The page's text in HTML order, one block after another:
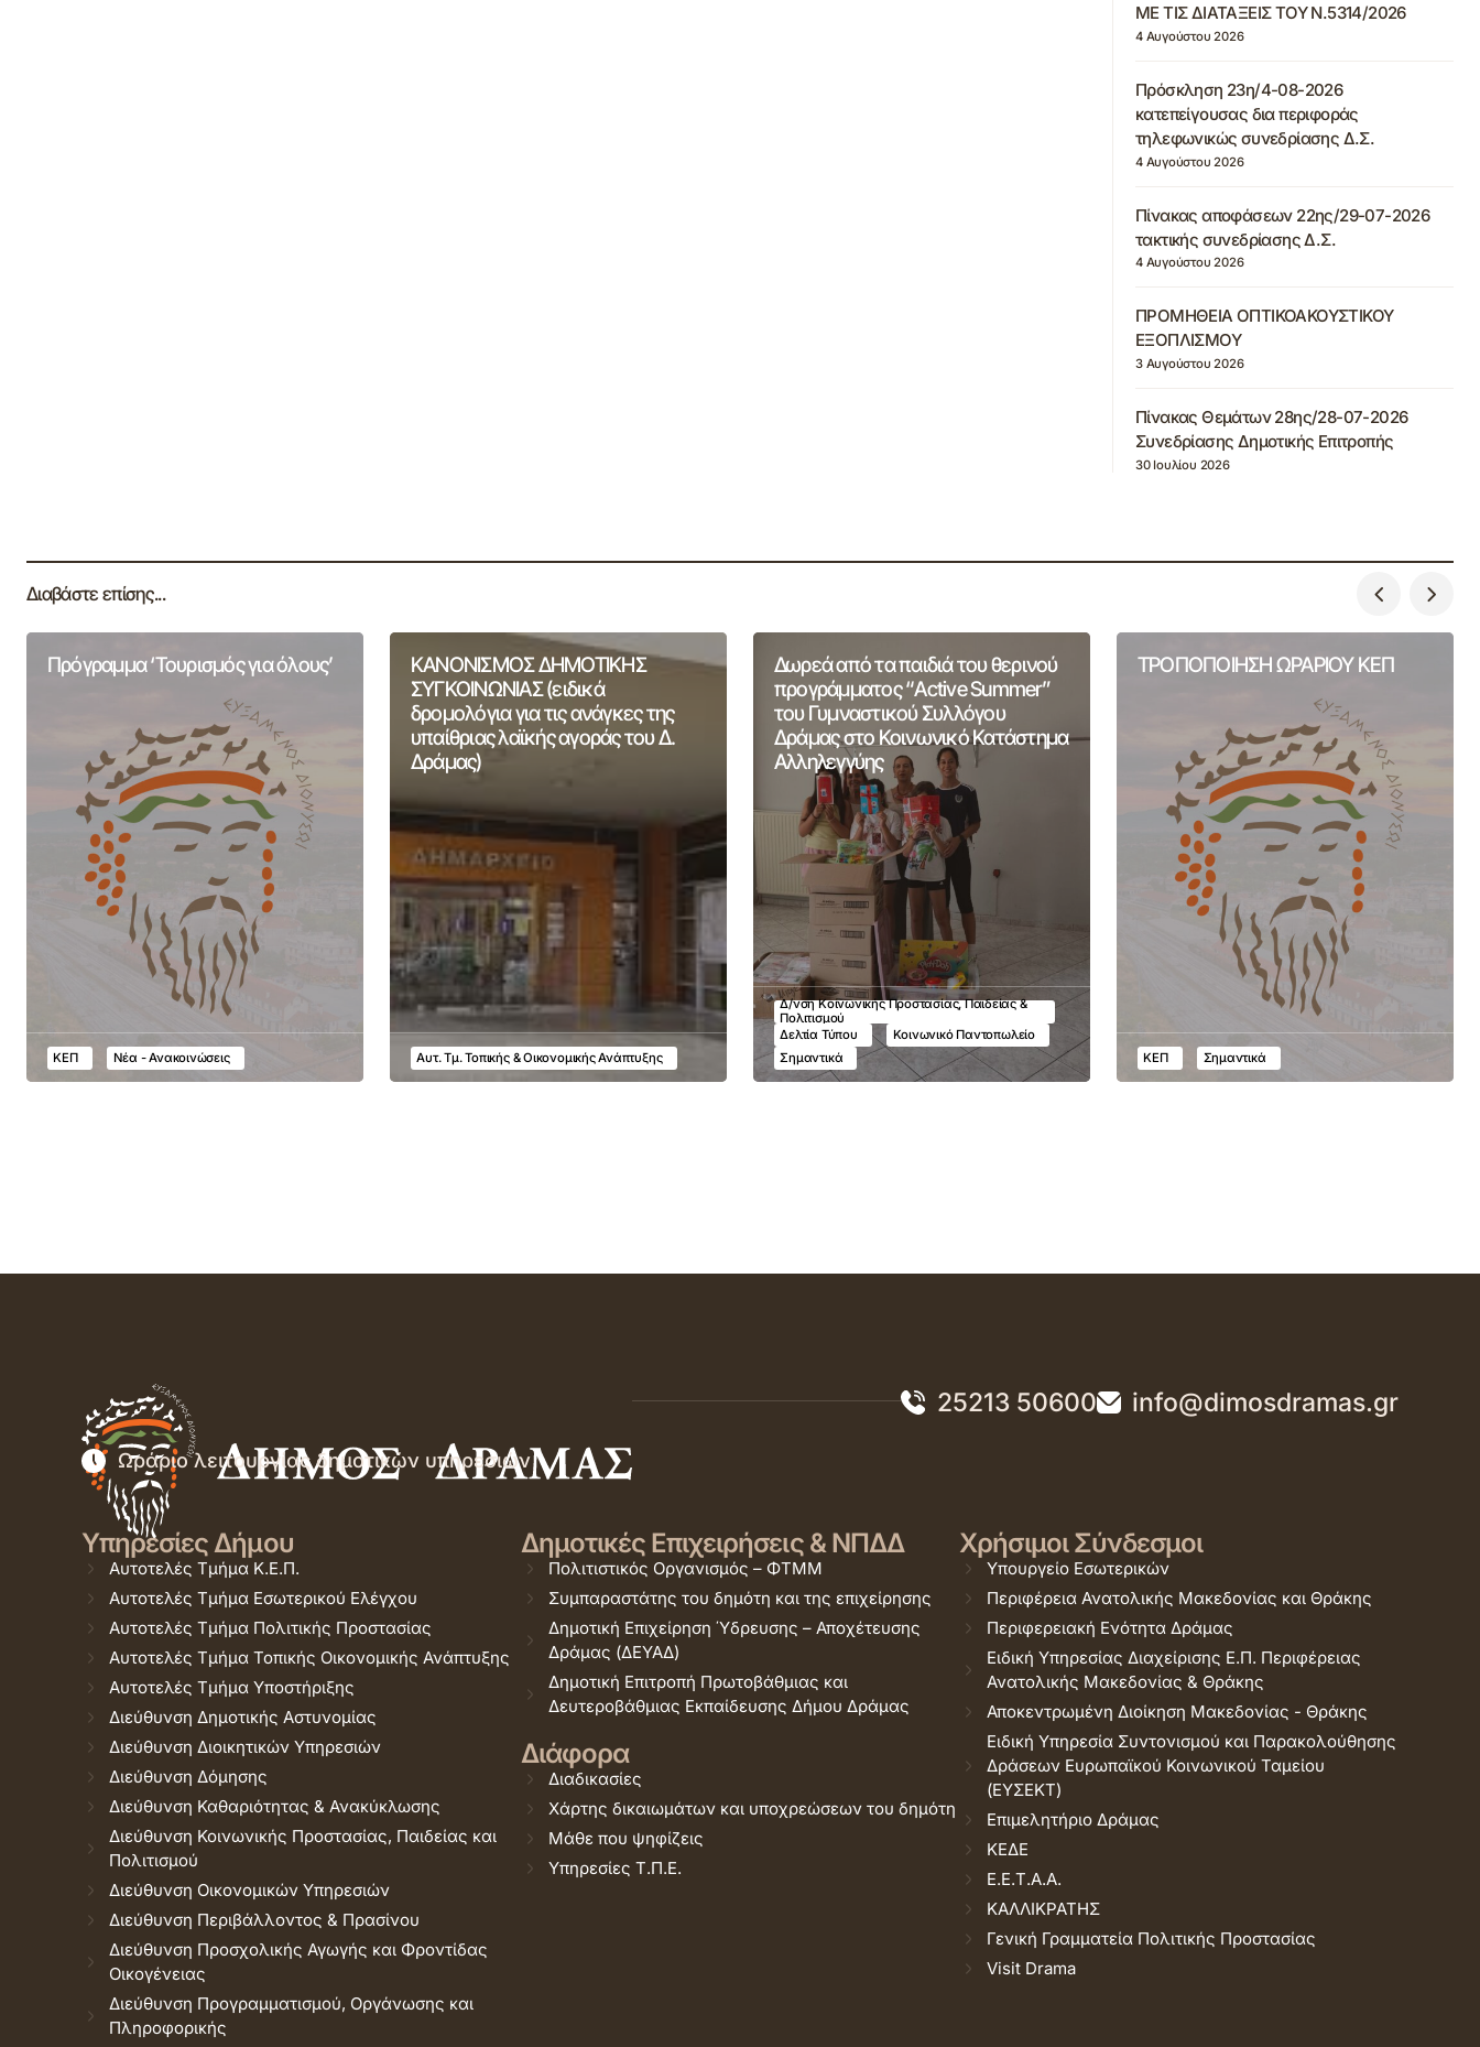
ΜΕ ΤΙΣ ΔΙΑΤΑΞΕΙΣ ΤΟΥ Ν.5314/2026
4 Αυγούστου 2026
Πρόσκληση 23η/4-08-2026
κατεπείγουσας δια περιφοράς
τηλεφωνικώς συνεδρίασης Δ.Σ.
4 Αυγούστου 2026
Πίνακας αποφάσεων 22ης/29-07-2026
τακτικής συνεδρίασης Δ.Σ.
4 Αυγούστου 2026
ΠΡΟΜΗΘΕΙΑ ΟΠΤΙΚΟΑΚΟΥΣΤΙΚΟΥ
ΕΞΟΠΛΙΣΜΟΥ
3 Αυγούστου 2026
Πίνακας Θεμάτων 28ης/28-07-2026
Συνεδρίασης Δημοτικής Επιτροπής
30 Ιουλίου 2026
Διαβάστε επίσης...
Πρόγραμμα ‘Τουρισμός για όλους’
ΚΕΠ Νέα - Ανακοινώσεις
ΚΑΝΟΝΙΣΜΟΣ ΔΗΜΟΤΙΚΗΣ
ΣΥΓΚΟΙΝΩΝΙΑΣ (ειδικά
δρομολόγια για τις ανάγκες της
υπαίθριας λαϊκής αγοράς του Δ.
Δράμας)
Αυτ. Τμ. Τοπικής & Οικονομικής Ανάπτυξης
Δωρεά από τα παιδιά του θερινού
προγράμματος “Active Summer”
του Γυμναστικού Συλλόγου
Δράμας στο Κοινωνικό Κατάστημα
Αλληλεγγύης
Δ/νση Κοινωνικής Προστασίας, Παιδείας &
Πολιτισμού
Δελτία Τύπου
Κοινωνικό Παντοπωλείο
Σημαντικά
ΤΡΟΠΟΠΟΙΗΣΗ ΩΡΑΡΙΟΥ ΚΕΠ
ΚΕΠ Σημαντικά
25213 50600 info@dimosdramas.gr
Ωράριο λειτουργίας δημοτικών υπηρεσιών
Υπηρεσίες Δήμου
Αυτοτελές Τμήμα Κ.Ε.Π.
Αυτοτελές Τμήμα Εσωτερικού Ελέγχου
Αυτοτελές Τμήμα Πολιτικής Προστασίας
Αυτοτελές Τμήμα Τοπικής Οικονομικής Ανάπτυξης
Αυτοτελές Τμήμα Υποστήριξης
Διεύθυνση Δημοτικής Αστυνομίας
Διεύθυνση Διοικητικών Υπηρεσιών
Διεύθυνση Δόμησης
Διεύθυνση Καθαριότητας & Ανακύκλωσης
Διεύθυνση Κοινωνικής Προστασίας, Παιδείας και
Πολιτισμού
Διεύθυνση Οικονομικών Υπηρεσιών
Διεύθυνση Περιβάλλοντος & Πρασίνου
Διεύθυνση Προσχολικής Αγωγής και Φροντίδας
Οικογένειας
Διεύθυνση Προγραμματισμού, Οργάνωσης και
Πληροφορικής
Δημοτικές Επιχειρήσεις & ΝΠΔΔ
Πολιτιστικός Οργανισμός – ΦΤΜΜ
Συμπαραστάτης του δημότη και της επιχείρησης
Δημοτική Επιχείρηση Ύδρευσης – Αποχέτευσης
Δράμας (ΔΕΥΑΔ)
Δημοτική Επιτροπή Πρωτοβάθμιας και
Δευτεροβάθμιας Εκπαίδευσης Δήμου Δράμας
Διάφορα
Διαδικασίες
Χάρτης δικαιωμάτων και υποχρεώσεων του δημότη
Μάθε που ψηφίζεις
Υπηρεσίες Τ.Π.Ε.
Χρήσιμοι Σύνδεσμοι
Υπουργείο Εσωτερικών
Περιφέρεια Ανατολικής Μακεδονίας και Θράκης
Περιφερειακή Ενότητα Δράμας
Ειδική Υπηρεσίας Διαχείρισης Ε.Π. Περιφέρειας
Ανατολικής Μακεδονίας & Θράκης
Αποκεντρωμένη Διοίκηση Μακεδονίας - Θράκης
Ειδική Υπηρεσία Συντονισμού και Παρακολούθησης
Δράσεων Ευρωπαϊκού Κοινωνικού Ταμείου
(ΕΥΣΕΚΤ)
Επιμελητήριο Δράμας
ΚΕΔΕ
Ε.Ε.Τ.Α.Α.
ΚΑΛΛΙΚΡΑΤΗΣ
Γενική Γραμματεία Πολιτικής Προστασίας
Visit Drama